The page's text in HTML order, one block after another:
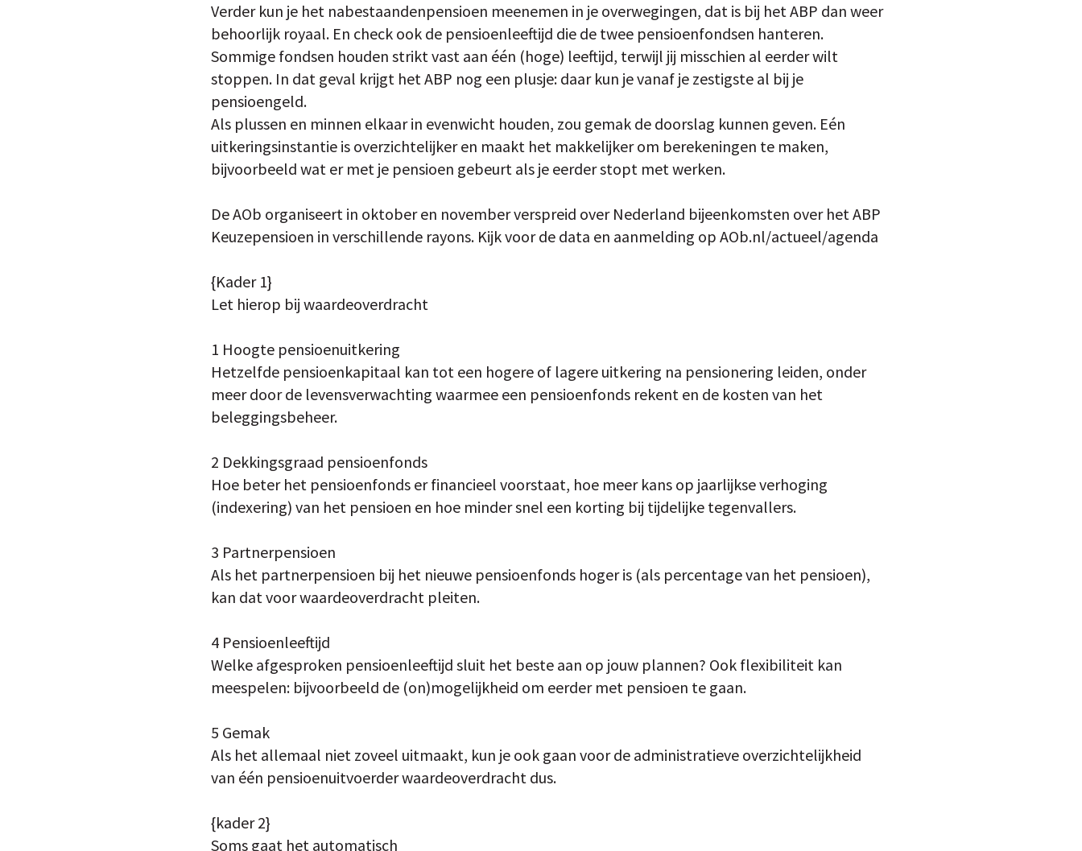
Verder kun je het nabestaandenpensioen meenemen in je overwegingen, dat is bij het ABP dan weer
behoorlijk royaal. En check ook de pensioenleeftijd die de twee pensioenfondsen hanteren.
Sommige fondsen houden strikt vast aan één (hoge) leeftijd, terwijl jij misschien al eerder wilt
stoppen. In dat geval krijgt het ABP nog een plusje: daar kun je vanaf je zestigste al bij je
pensioengeld.
Als plussen en minnen elkaar in evenwicht houden, zou gemak de doorslag kunnen geven. Eén
uitkeringsinstantie is overzichtelijker en maakt het makkelijker om berekeningen te maken,
bijvoorbeeld wat er met je pensioen gebeurt als je eerder stopt met werken.
De AOb organiseert in oktober en november verspreid over Nederland bijeenkomsten over het ABP
Keuzepensioen in verschillende rayons. Kijk voor de data en aanmelding op AOb.nl/actueel/agenda
{Kader 1}
Let hierop bij waardeoverdracht
1 Hoogte pensioenuitkering
Hetzelfde pensioenkapitaal kan tot een hogere of lagere uitkering na pensionering leiden, onder
meer door de levensverwachting waarmee een pensioenfonds rekent en de kosten van het
beleggingsbeheer.
2 Dekkingsgraad pensioenfonds
Hoe beter het pensioenfonds er financieel voorstaat, hoe meer kans op jaarlijkse verhoging
(indexering) van het pensioen en hoe minder snel een korting bij tijdelijke tegenvallers.
3 Partnerpensioen
Als het partnerpensioen bij het nieuwe pensioenfonds hoger is (als percentage van het pensioen),
kan dat voor waardeoverdracht pleiten.
4 Pensioenleeftijd
Welke afgesproken pensioenleeftijd sluit het beste aan op jouw plannen? Ook flexibiliteit kan
meespelen: bijvoorbeeld de (on)mogelijkheid om eerder met pensioen te gaan.
5 Gemak
Als het allemaal niet zoveel uitmaakt, kun je ook gaan voor de administratieve overzichtelijkheid
van één pensioenuitvoerder waardeoverdracht dus.
{kader 2}
Soms gaat het automatisch